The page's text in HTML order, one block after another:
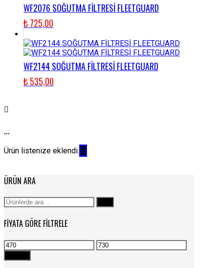
WF2076 SOĞUTMA FİLTRESİ FLEETGUARD
₺725,00
WF2144 SOĞUTMA FİLTRESİ FLEETGUARD
₺535,00
...
Ürün listenize eklendi.
ÜRÜN ARA
Ara:
FIYATA GÖRE FILTRELE
En
düşük
fiyat
En
yüksek